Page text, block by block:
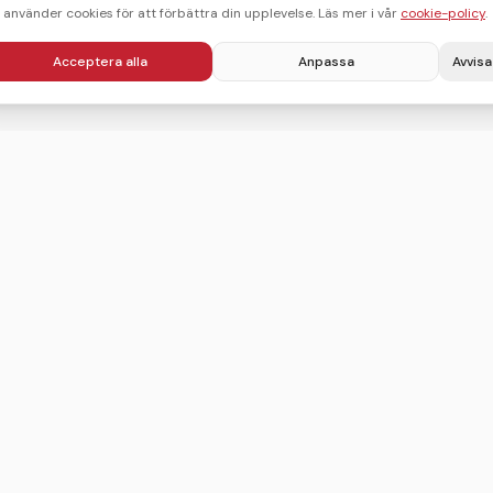
använder cookies för att förbättra din upplevelse. Läs mer i vår cookie-policy.
Acceptera alla Anpassa Avvisa